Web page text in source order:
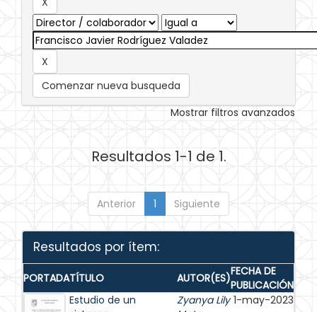
Comenzar nueva busqueda
Mostrar filtros avanzados
Resultados 1-1 de 1.
Anterior 1 Siguiente
Resultados por ítem:
PORTADATÍTULO AUTOR(ES)FECHA DE
PUBLICACIÓN
Estudio de un
Zyanya Lily 1-may-2023